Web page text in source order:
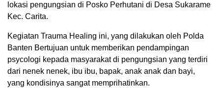
lokasi pengungsian di Posko Perhutani di Desa Sukarame
Kec. Carita.
Kegiatan Trauma Healing ini, yang dilakukan oleh Polda
Banten Bertujuan untuk memberikan pendampingan
psycologi kepada masyarakat di pengungsian yang terdiri
dari nenek nenek, ibu ibu, bapak, anak anak dan bayi,
yang kondisinya sangat memprihatinkan.